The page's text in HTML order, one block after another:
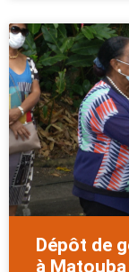
Dépôt de
à